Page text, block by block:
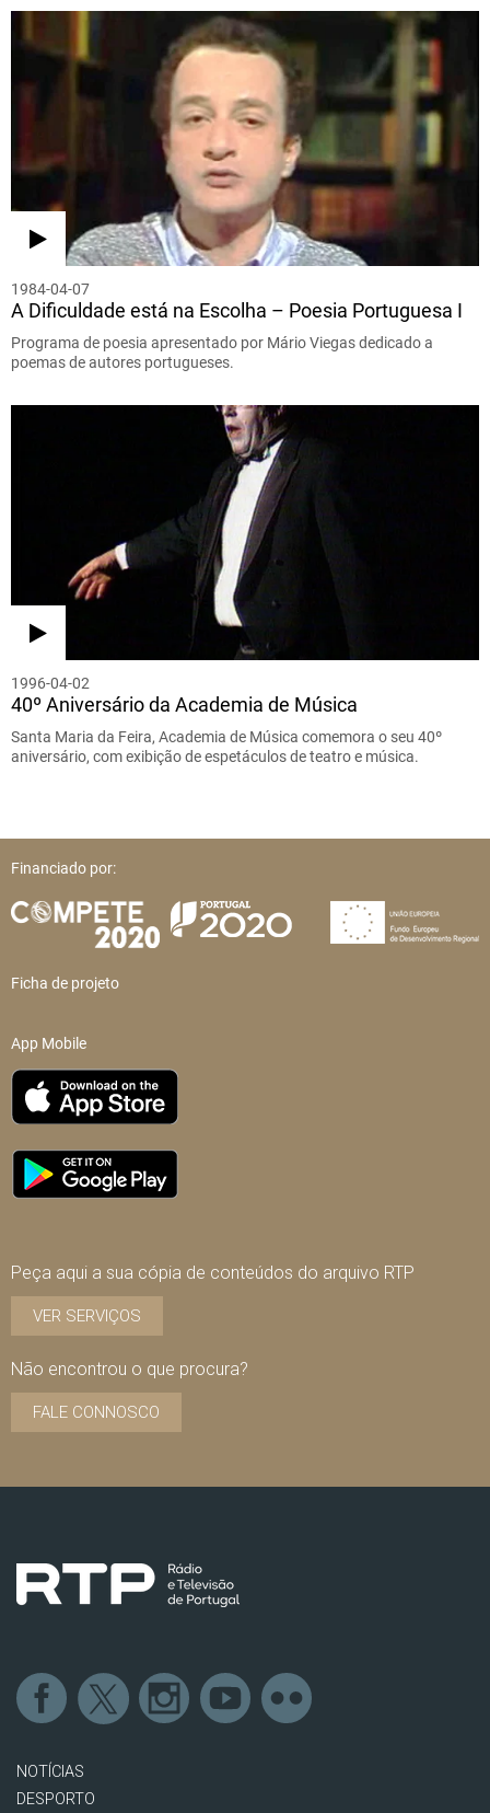
1984-04-07
A Dificuldade está na Escolha – Poesia Portuguesa I
Programa de poesia apresentado por Mário Viegas dedicado a
poemas de autores portugueses.
1996-04-02
40º Aniversário da Academia de Música
Santa Maria da Feira, Academia de Música comemora o seu 40º
aniversário, com exibição de espetáculos de teatro e música.
Financiado por:
Ficha de projeto
App Mobile
Peça aqui a sua cópia de conteúdos do arquivo RTP
VER SERVIÇOS
Não encontrou o que procura?
FALE CONNOSCO
NOTÍCIAS
DESPORTO